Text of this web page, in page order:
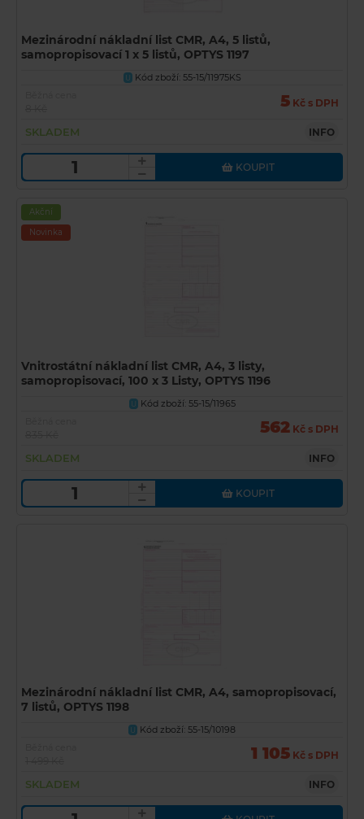
Mezinárodní nákladní list CMR, A4, 5 listů,
samopropisovací 1 x 5 listů, OPTYS 1197
U Kód zboží: 55-15/11975KS
5 Kč s DPH
SKLADEM INFO
KOUPIT
Akční
Novinka
Vnitrostátní nákladní list CMR, A4, 3 listy,
samopropisovací, 100 x 3 Listy, OPTYS 1196
U Kód zboží: 55-15/11965
562 Kč s DPH
SKLADEM INFO
KOUPIT
Mezinárodní nákladní list CMR, A4, samopropisovací,
7 listů, OPTYS 1198
U
Kód zboží: 55-15/10198
1 105 Kč s DPH
SKLADEM INFO